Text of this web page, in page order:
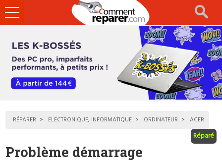
Ouvrir
le
RÉPARER ELECTRONIQUE, INFORMATIQUE ORDINATEUR ACER
Réparé
Problème démarrage